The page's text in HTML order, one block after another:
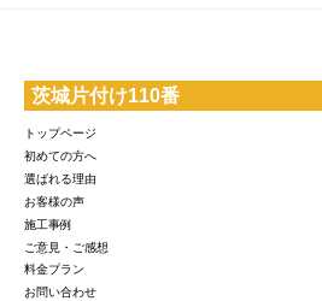
茨城片付け110番
トップページ
初めての方へ
選ばれる理由
お客様の声
施工事例
ご意見・ご感想
料金プラン
お問い合わせ